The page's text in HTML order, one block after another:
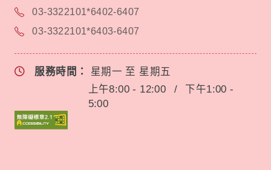
03-3322101*6402-6407
03-3322101*6403-6407
服務時間： 星期一 至 星期五
上午8:00 - 12:00
/
下午1:00 -
5:00